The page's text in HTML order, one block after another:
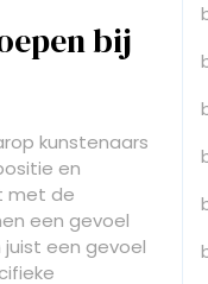
bij
kunstenaars
en
met de
een gevoel
een gevoel